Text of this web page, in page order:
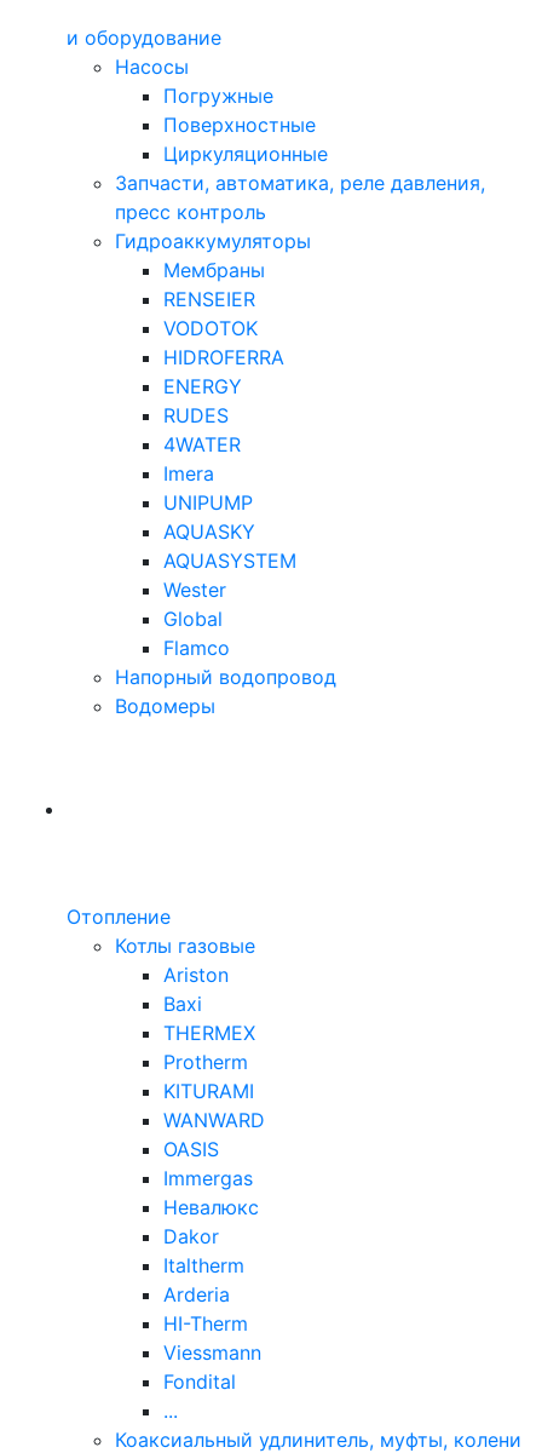
и оборудование
Насосы
Погружные
Поверхностные
Циркуляционные
Запчасти, автоматика, реле давления,
пресс контроль
Гидроаккумуляторы
Мембраны
RENSEIER
VODOTOK
HIDROFERRA
ENERGY
RUDES
4WATER
Imera
UNIPUMP
AQUASKY
AQUASYSTEM
Wester
Global
Flamco
Напорный водопровод
Водомеры
Отопление
Котлы газовые
Ariston
Baxi
THERMEX
Protherm
KITURAMI
WANWARD
OASIS
Immergas
Невалюкс
Dakor
Italtherm
Arderia
HI-Therm
Viessmann
Fondital
...
Коаксиальный удлинитель, муфты, колени